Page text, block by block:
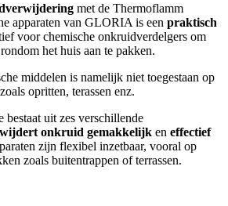
met de Thermoflamm
apparaten van GLORIA is een praktisch
voor chemische onkruidverdelgers om
het huis aan te pakken.
middelen is namelijk niet toegestaan op
opritten, terassen enz.
bestaat uit zes verschillende
onkruid gemakkelijk en effectief
zijn flexibel inzetbaar, vooral op
zoals buitentrappen of terrassen.